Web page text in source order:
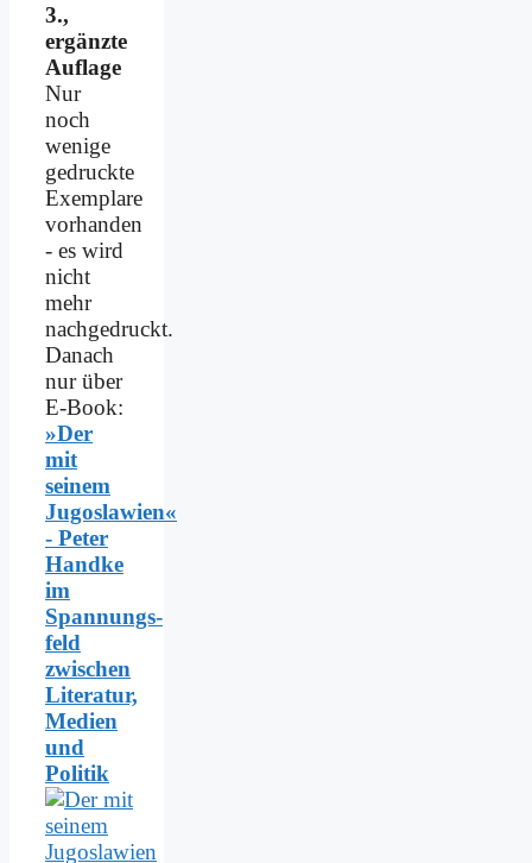
3.,
ergänzte
Auflage
Nur
noch
wenige
gedruckte
Exemplare
vorhanden
- es wird
nicht
mehr
nachgedruckt.
Danach
nur über
E-Book:
»Der
mit
seinem
Jugoslawien«
- Peter
Handke
im
Spannungs­
feld
zwischen
Literatur,
Medien
und
Politik